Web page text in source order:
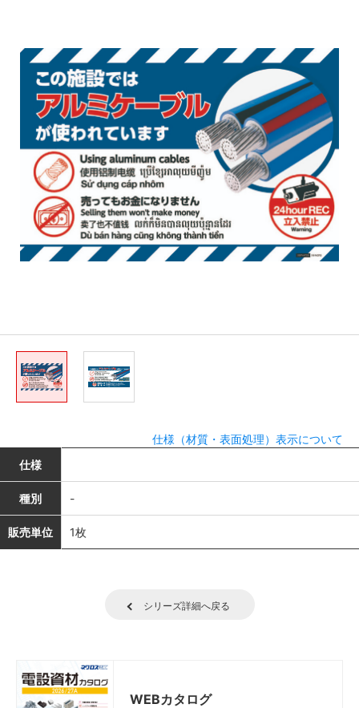
仕様（材質・表面処理）表示について
仕様
種別 -
販売単位 1枚
シリーズ詳細へ戻る
WEBカタログ